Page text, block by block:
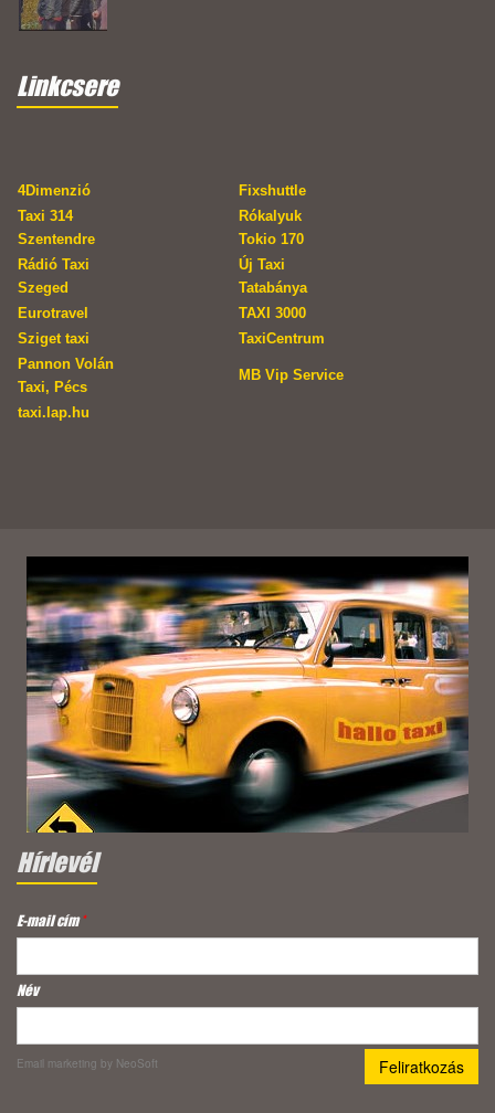
Linkcsere
4Dimenzió
Fixshuttle
Taxi 314
Szentendre
Rókalyuk
Tokio 170
Rádió Taxi
Szeged
Új Taxi
Tatabánya
Eurotravel
TAXI 3000
Sziget taxi
TaxiCentrum
Pannon Volán
Taxi, Pécs
MB Vip Service
taxi.lap.hu
Hírlevél
E-mail cím*
Név
Email marketing by NeoSoft